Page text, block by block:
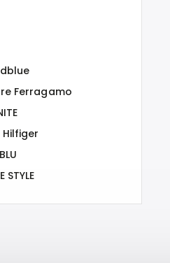
Ferragamo
STYLE